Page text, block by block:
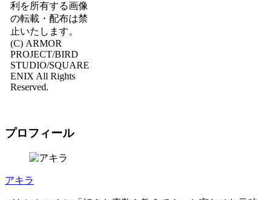
利を所有する画像
の転載・配布は禁
止いたします。
(C) ARMOR
PROJECT/BIRD
STUDIO/SQUARE
ENIX All Rights
Reserved.
プロフィール
アキラ